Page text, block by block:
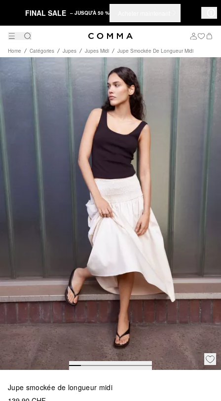
FINAL SALE – JUSQU'À 50 %
Home Catégories Jupes Jupes Midi Jupe Smockée De Longueur Midi
Jupe smockée de longueur midi